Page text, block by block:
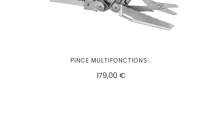
PINCE MULTIFONCTIONS...
179,00 €